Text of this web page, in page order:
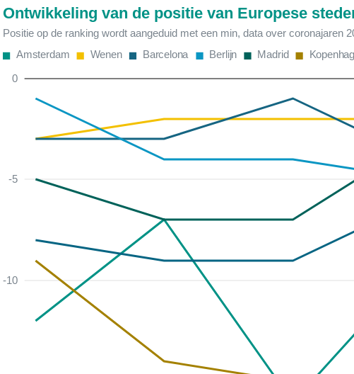
Ontwikkeling van de positie van Europese
Positie op de ranking wordt aangeduid met een min, data over coronajaren
Amsterdam Wenen Barcelona Berlijn Madrid
-10
-5
0